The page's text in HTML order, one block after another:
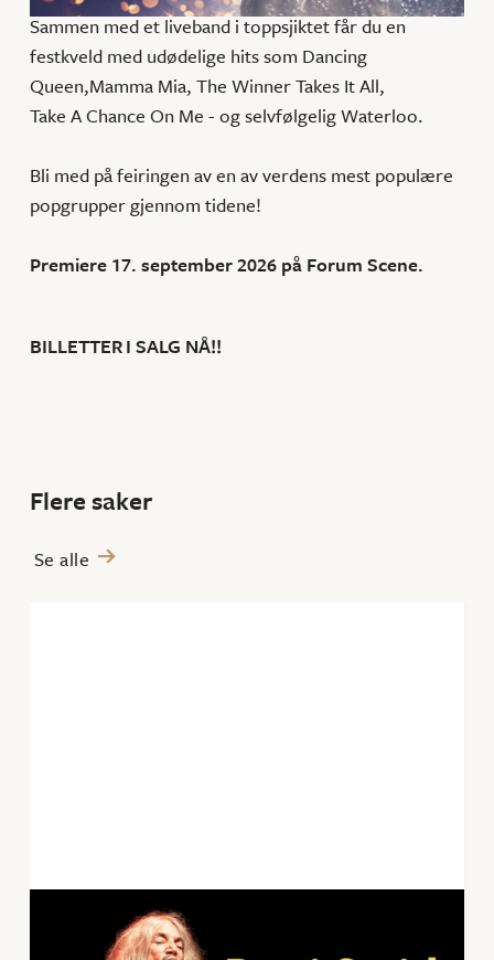
Sammen med et liveband i toppsjiktet får du en
festkveld med udødelige hits som Dancing
Queen,Mamma Mia, The Winner Takes It All,
Take A Chance On Me - og selvfølgelig Waterloo.
Bli med på feiringen av en av verdens mest populære
popgrupper gjennom tidene!
Premiere 17. september 2026 på Forum Scene.
BILLETTER I SALG NÅ!!
Flere saker
Se alle 
Patti Smith Quartet kommer til Forum
Scene 20.juli 2026